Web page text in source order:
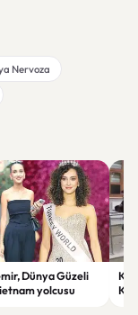
Nervoza
Dünya Güzeli
yolcusu
Kar